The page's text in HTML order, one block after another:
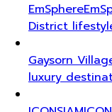
EmSphere
District
Gaysorn
luxury